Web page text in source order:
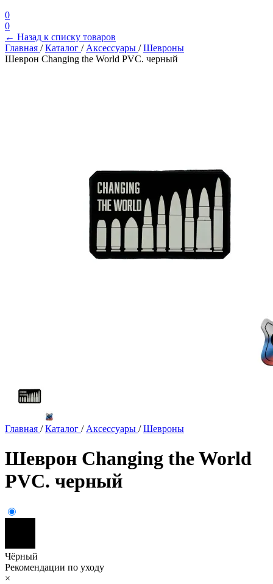
0
0
← Назад к списку товаров
Главная / Каталог / Аксессуары / Шевроны
Шеврон Changing the World PVC. черный
Главная / Каталог / Аксессуары / Шевроны
Шеврон Changing the World
PVC. черный
Чёрный
Рекомендации по уходу
×